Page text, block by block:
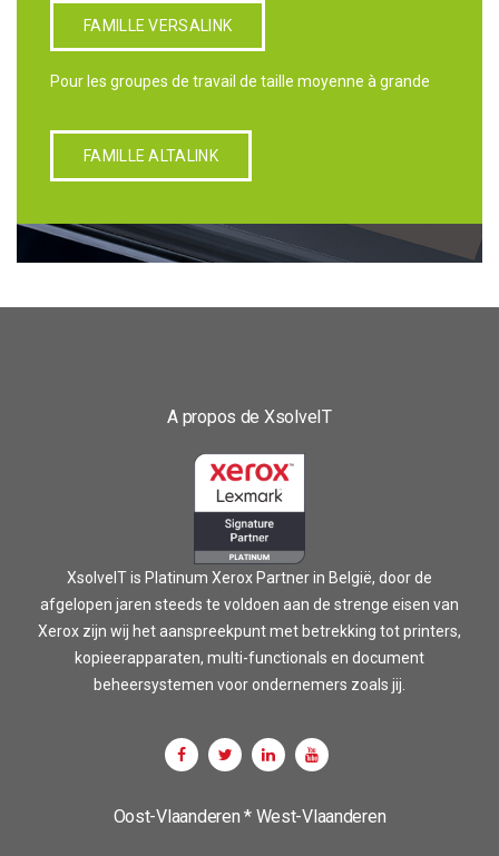
FAMILLE VERSALINK
Pour les groupes de travail de taille moyenne à grande
FAMILLE ALTALINK
A propos de XsolveIT
XsolveIT is Platinum Xerox Partner in België, door de
afgelopen jaren steeds te voldoen aan de strenge eisen van
Xerox zijn wij het aanspreekpunt met betrekking tot printers,
kopieerapparaten, multi-functionals en document
beheersystemen voor ondernemers zoals jij.
Oost-Vlaanderen * West-Vlaanderen